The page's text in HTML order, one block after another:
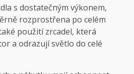
s dostatečným výkonem,
rozprostřena po celém
použití zrcadel, která
a odrazují světlo do celé